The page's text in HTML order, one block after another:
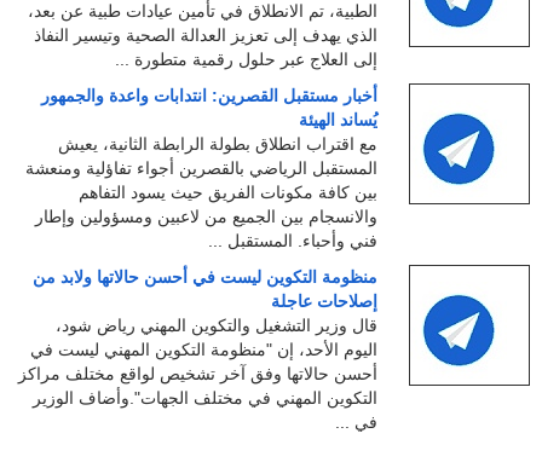
الطبية، تم الانطلاق في تأمين عيادات طبية عن بعد،
الذي يهدف إلى تعزيز العدالة الصحية وتيسير النفاذ
إلى العلاج عبر حلول رقمية متطورة ...
أخبار مستقبل القصرين: انتدابات واعدة والجمهور
يُساند الهيئة
مع اقتراب انطلاق بطولة الرابطة الثانية، يعيش
المستقبل الرياضي بالقصرين أجواء تفاؤلية ومنعشة
بين كافة مكونات الفريق حيث يسود التفاهم
والانسجام بين الجميع من لاعبين ومسؤولين وإطار
فني وأحباء. المستقبل ...
منظومة التكوين ليست في أحسن حالاتها ولابد من
إصلاحات عاجلة
قال وزير التشغيل والتكوين المهني رياض شود،
اليوم الأحد، إن "منظومة التكوين المهني ليست في
أحسن حالاتها وفق آخر تشخيص لواقع مختلف مراكز
التكوين المهني في مختلف الجهات".وأضاف الوزير
في ...